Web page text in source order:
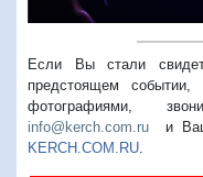
Если Вы стали
предстоящем событии,
фотографиями,
info@kerch.com.ru и
KERCH.COM.RU.